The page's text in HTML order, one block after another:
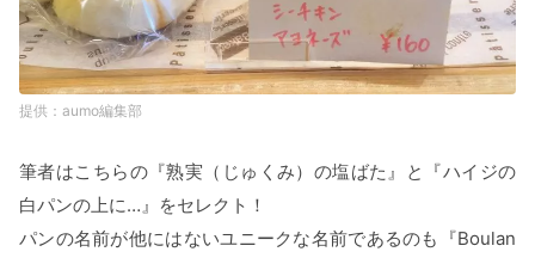
aumo編集部
筆者はこちらの『熟実（じゅくみ）の塩ばた』と『ハイジの
白パンの上に…』をセレクト！
パンの名前が他にはないユニークな名前であるのも『Boulan